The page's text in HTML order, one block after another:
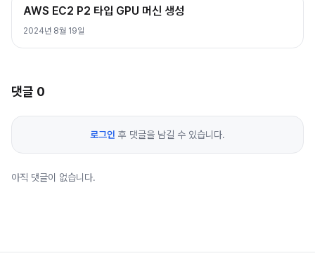
AWS EC2 P2 타입 GPU 머신 생성
2024년 8월 19일
댓글 0
로그인 후 댓글을 남길 수 있습니다.
아직 댓글이 없습니다.